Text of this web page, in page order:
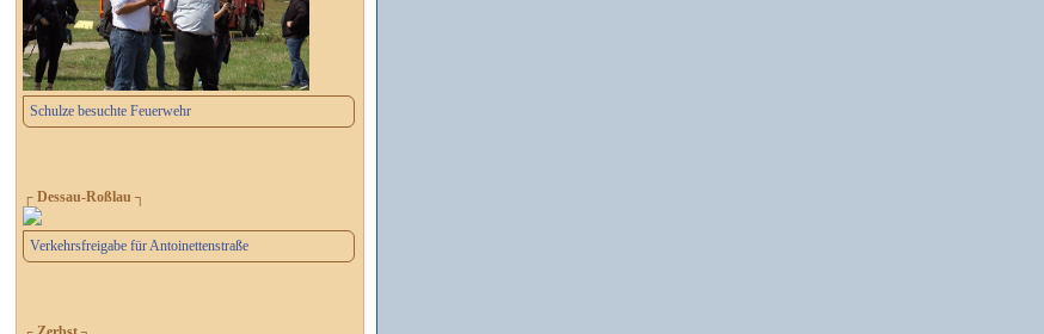
Schulze besuchte Feuerwehr
┌ Dessau-Roßlau ┐
Verkehrsfreigabe für Antoinettenstraße